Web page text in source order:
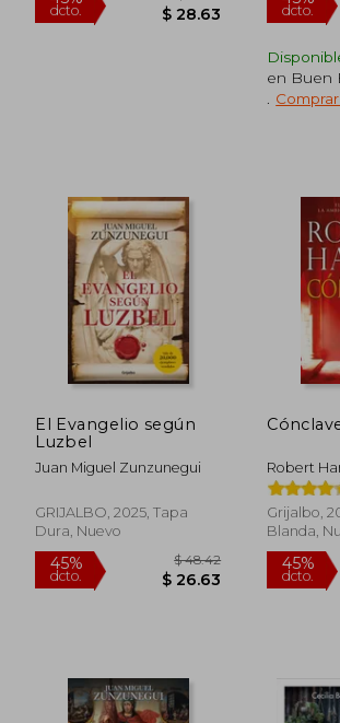
en Buen
El Evangelio según
Luzbel
Juan Miguel Zunzunegui
GRIJALBO, 2025, Tapa
Dura, Nuevo
Robert
Grijalbo,
Blanda,